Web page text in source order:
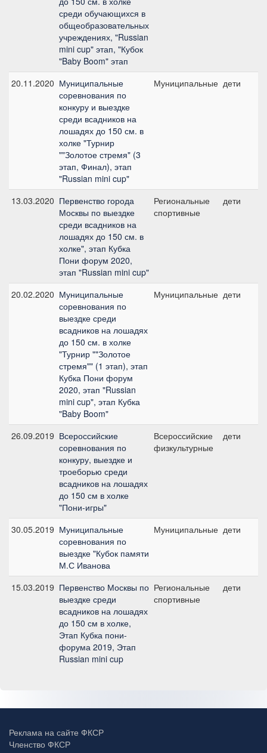
среди обучающихся в
общеобразовательных
учреждениях, "Russian
mini cup" этап, "Кубок
"Baby Boom" этап
20.11.2020 Муниципальные
соревнования по
конкуру и выездке
среди всадников на
лошадях до 150 см. в
холке "Турнир
""Золотое стремя" (3
этап, Финал), этап
"Russian mini cup"
Муниципальные дети
13.03.2020 Первенство города
Москвы по выездке
среди всадников на
лошадях до 150 см. в
холке", этап Кубка
Пони форум 2020,
этап "Russian mini cup"
Региональные
спортивные
дети
20.02.2020 Муниципальные
соревнования по
выездке среди
всадников на лошадях
до 150 см. в холке
"Турнир ""Золотое
стремя"" (1 этап), этап
Кубка Пони форум
2020, этап "Russian
mini cup", этап Кубка
"Baby Boom"
Муниципальные дети
26.09.2019 Всероссийские
соревнования по
конкуру, выездке и
троеборью среди
всадников на лошадях
до 150 см в холке
"Пони-игры"
Всероссийские
физкультурные
дети
30.05.2019 Муниципальные
соревнования по
выездке "Кубок памяти
М.С Иванова
Муниципальные дети
15.03.2019 Первенство Москвы по
выездке среди
всадников на лошадях
до 150 см в холке,
Этап Кубка пони-
форума 2019, Этап
Russian mini cup
Региональные
спортивные
дети
Реклама на сайте ФКСР
Членство ФКСР